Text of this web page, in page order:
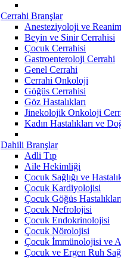
Cerrahi Branşlar
Anesteziyoloji ve
Beyin ve Sinir Cerrahisi
Çocuk Cerrahisi
Gastroenteroloji Cerrahi
Genel Cerrahi
Cerrahi Onkoloji
Göğüs Cerrahisi
Göz Hastalıkları
Jinekolojik Onkoloji
Kadın Hastalıkları ve
Dahili Branşlar
Adli Tıp
Aile Hekimliği
Çocuk Sağlığı ve
Çocuk Kardiyolojisi
Çocuk Göğüs Hastalıkları
Çocuk Nefrolojisi
Çocuk Endokrinolojisi
Çocuk Nörolojisi
Çocuk İmmünolojisi ve
Çocuk ve Ergen Ruh